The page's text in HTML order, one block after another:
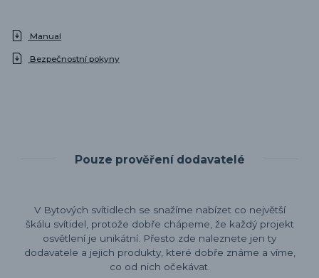
Manual
Bezpečnostní pokyny
Pouze prověření dodavatelé
V Bytových svítidlech se snažíme nabízet co největší
škálu svítidel, protože dobře chápeme, že každý projekt
osvětlení je unikátní. Přesto zde naleznete jen ty
dodavatele a jejich produkty, které dobře známe a víme,
co od nich očekávat.